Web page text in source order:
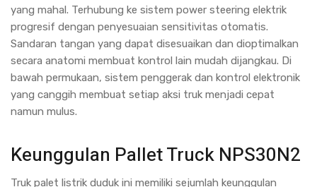
yang mahal. Terhubung ke sistem power steering elektrik
progresif dengan penyesuaian sensitivitas otomatis.
Sandaran tangan yang dapat disesuaikan dan dioptimalkan
secara anatomi membuat kontrol lain mudah dijangkau. Di
bawah permukaan, sistem penggerak dan kontrol elektronik
yang canggih membuat setiap aksi truk menjadi cepat
namun mulus.
Keunggulan Pallet Truck NPS30N2
Truk palet listrik duduk ini memiliki sejumlah keunggulan